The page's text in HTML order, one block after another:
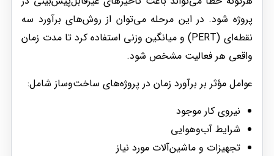
پروژه شود. در این مرحله می‌توان از روش‌های برآورد سه
نقطه‌ای (PERT) و میانگین وزنی استفاده کرد تا مدت زمان
واقعی هر فعالیت مشخص شود.
عوامل مؤثر بر برآورد زمان در پروژه‌های ساخت‌وساز شامل:
نیروی کار موجود
شرایط آب‌وهوایی
تجهیزات و ماشین‌آلات مورد نیاز